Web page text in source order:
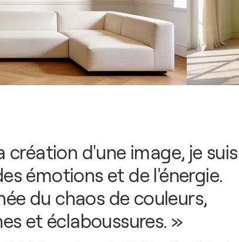
création d'une image, je suis
émotions et de l'énergie.
du chaos de couleurs,
et éclaboussures. »